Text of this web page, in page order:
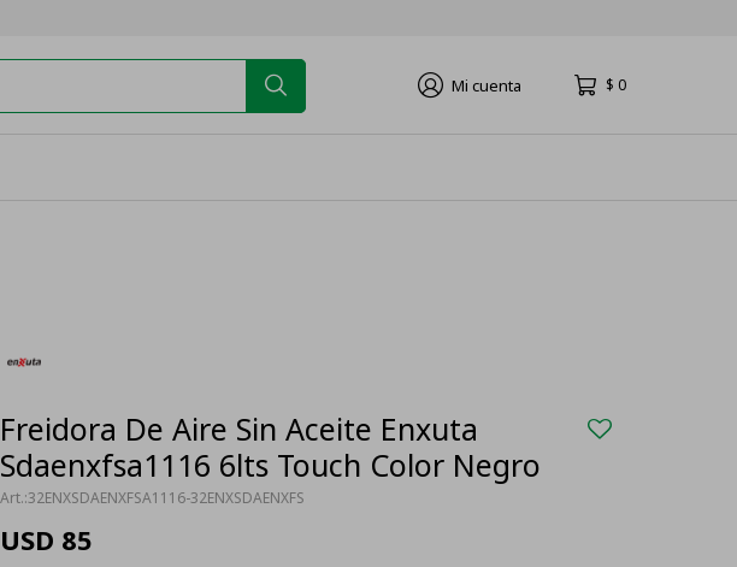
$ 0
Freidora De Aire Sin Aceite Enxuta
Sdaenxfsa1116 6lts Touch Color Negro
32ENXSDAENXFSA1116-32ENXSDAENXFS
USD 85